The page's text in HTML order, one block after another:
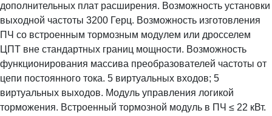
дополнительных плат расширения. Возможность установки
выходной частоты 3200 Герц. Возможность изготовления
ПЧ со встроенным тормозным модулем или дросселем
ЦПТ вне стандартных границ мощности. Возможность
функционирования массива преобразователей частоты от
цепи постоянного тока. 5 виртуальных входов; 5
виртуальных выходов. Модуль управления логикой
торможения. Встроенный тормозной модуль в ПЧ ≤ 22 кВт.